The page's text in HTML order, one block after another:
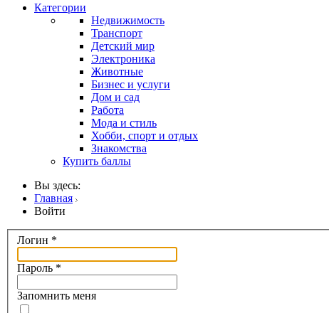
Категории
Недвижимость
Транспорт
Детский мир
Электроника
Животные
Бизнес и услуги
Дом и сад
Работа
Мода и стиль
Хобби, спорт и отдых
Знакомства
Купить баллы
Вы здесь:
Главная
Войти
Логин *
Пароль *
Запомнить меня